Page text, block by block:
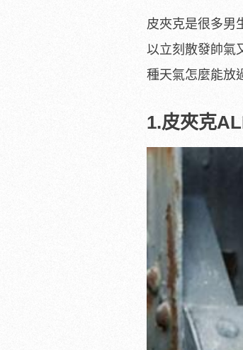
皮夾克是很多男
以立刻散發帥氣
種天氣怎麼能放
1.皮夾克